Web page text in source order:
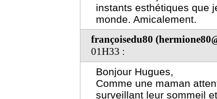
instants esthétiques que
monde. Amicalement.
françoisedu80
01H33 :
Bonjour Hugues,
Comme une maman
surveillant leur sommeil